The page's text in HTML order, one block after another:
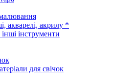
акварелі, акрилу *
інструменти
для свічок